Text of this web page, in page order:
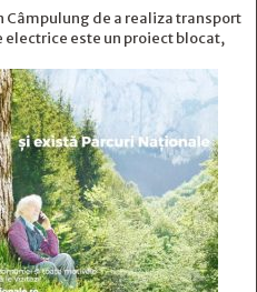
de a realiza transport
electrice este un proiect blocat,